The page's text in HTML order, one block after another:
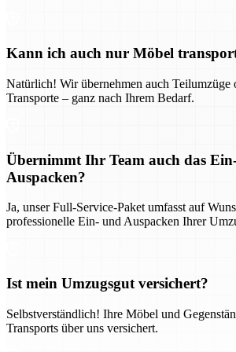
Kann ich auch nur Möbel
Natürlich! Wir übernehmen auch Teilumzüge
Transporte – ganz nach Ihrem Bedarf.
Übernimmt Ihr Team auch das
Auspacken?
Ja, unser Full-Service-Paket umfasst auf
professionelle Ein- und Auspacken Ihrer
Ist mein Umzugsgut versichert?
Selbstverständlich! Ihre Möbel und
Transports über uns versichert.